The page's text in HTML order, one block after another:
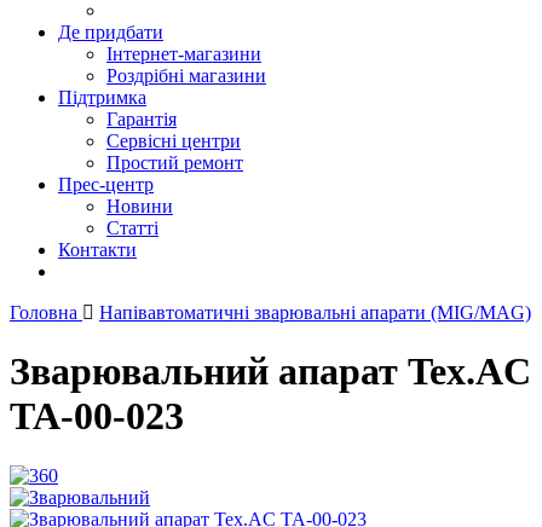
Де придбати
Інтернет-магазини
Роздрібні магазини
Підтримка
Гарантія
Сервісні центри
Простий ремонт
Прес-центр
Новини
Статті
Контакти
Головна Напівавтоматичні зварювальні апарати (MIG/MAG)
Зварювальний апарат Tex.AC
ТА-00-023